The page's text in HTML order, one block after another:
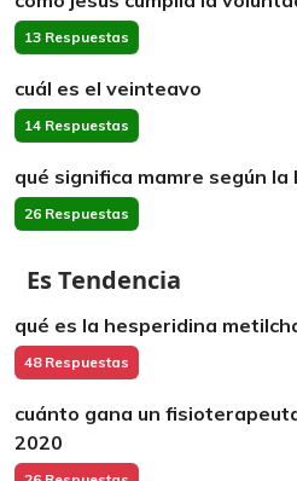
13 Respuestas
cuál es el veinteavo
14 Respuestas
qué significa mamre según la
26 Respuestas
Es Tendencia
qué es la hesperidina
48 Respuestas
cuánto gana un
2020